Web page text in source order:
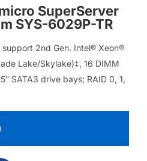
SuperServer
SYS-6029P-TR
2nd Gen. Intel® Xeon®
Lake/Skylake)‡, 16 DIMM
SATA3 drive bays; RAID 0, 1,